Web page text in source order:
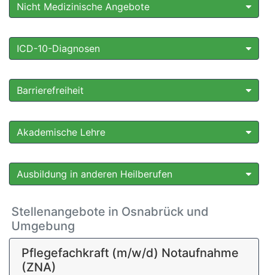
Nicht Medizinische Angebote
ICD-10-Diagnosen
Barrierefreiheit
Akademische Lehre
Ausbildung in anderen Heilberufen
Stellenangebote in Osnabrück und
Umgebung
Pflegefachkraft (m/w/d) Notaufnahme
(ZNA)